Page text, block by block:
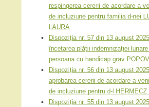
respingerea cererii de acordare a
de incluziune pentru familia d-nei
LAURA
Dispoziția nr. 57 din 13 august
încetarea plății indemnizației
persoana cu handicap grav
Dispoziția nr. 56 din 13 august
aprobarea cererii de acordare a
de incluziune pentru d-l HERMECZ
Dispoziția nr. 55 din 13 august